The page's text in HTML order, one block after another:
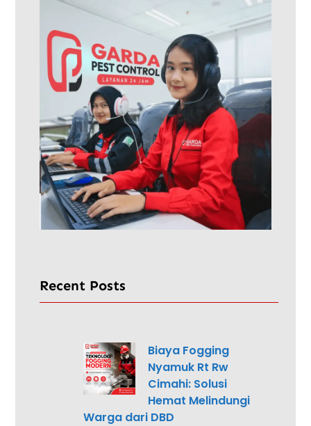
Recent Posts
Biaya Fogging
Nyamuk Rt Rw
Cimahi: Solusi
Hemat Melindungi
Warga dari DBD